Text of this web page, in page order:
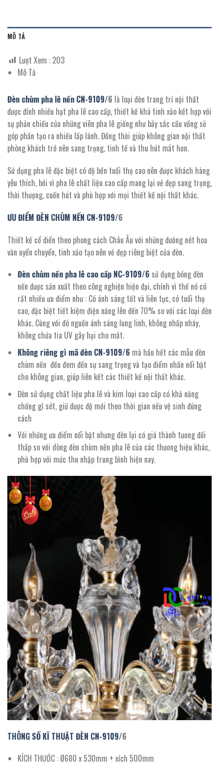
MÔ TẢ
Lượt Xem : 203
Mô Tả
Đèn chùm pha lê nến CN-9109/6 là loại đèn trang trí nội thất
được đính nhiều hạt pha lê cao cấp, thiết kế khá tinh xảo kết hợp với
sự phản chiếu của những viên pha lê giống như bảy sắc cầu vồng sẽ
góp phần tạo ra nhiều lấp lánh. Đồng thời giúp không gian nội thất
phòng khách trở nên sang trọng, tinh tế và thu hút mắt hơn.
Sử dụng pha lê đặc biệt có độ bền tuổi thọ cao nên được khách hàng
yêu thích, bởi vì pha lê chất liệu cao cấp mang lại vẻ đẹp sang trọng,
thời thượng, cuốn hút và phù hợp với mọi thiết kế nội thất khác.
ƯU ĐIỂM ĐÈN CHÙM NẾN CN-9109/6
Thiết kế cổ điển theo phong cách Châu Âu với những đường nét hoa
văn uyển chuyển, tinh xảo tạo nên vẻ đẹp riêng biệt của đèn.
Đèn chùm nến pha lê cao cấp NC-9109/6 sử dụng bóng đèn
nến được sản xuất theo công nghiện hiện đại, chính vì thế nó có
rất nhiều ưu điểm như : Có ánh sáng tốt và liên tục, có tuổi thọ
cao, đặc biệt tiết kiệm điện năng lên đến 70% so với các loại đèn
khác. Cùng với đó nguồn ánh sáng lung linh, không nhấp nháy,
không chứa tia UV gây hại cho mắt.
Không riêng gì mã đèn CN-9109/6 mà hầu hết các mẫu đèn
chùm nến đều đem đến sự sang trọng và tạo điểm nhấn nổi bật
cho không gian, giúp liên kết các thiết kế nội thất khác.
Đèn sử dụng chất liệu pha lê và kim loại cao cấp có khả năng
chống gỉ sét, giữ được độ mới theo thời gian nếu vệ sinh đúng
cách
Với những ưu điểm nổi bật nhưng đèn lại có giá thành tương đối
thấp so với dòng đèn chùm nến pha lê của các thương hiệu khác,
phù hợp với mức thu nhập trung bình hiện nay.
THÔNG SỐ KĨ THUẬT ĐÈN CN-9109/6
KÍCH THƯỚC : Ø680 x 530mm + xích 500mm